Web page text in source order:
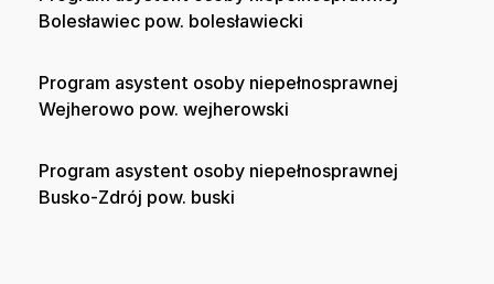
Bolesławiec pow. bolesławiecki
Program asystent osoby niepełnosprawnej
Wejherowo pow. wejherowski
Program asystent osoby niepełnosprawnej
Busko-Zdrój pow. buski